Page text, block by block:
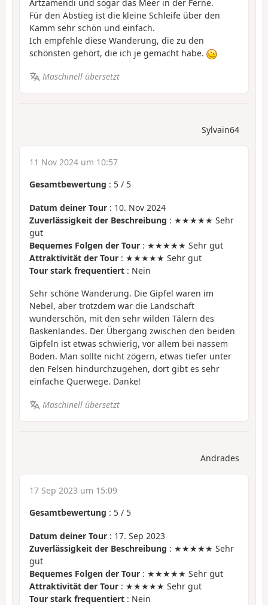
Artzamendi und sogar das Meer in der Ferne.
Für den Abstieg ist die kleine Schleife über den
Kamm sehr schön und einfach.
Ich empfehle diese Wanderung, die zu den
schönsten gehört, die ich je gemacht habe.
Maschinell übersetzt
Sylvain64
11 Nov 2024 um 10:57
Gesamtbewertung : 5 / 5
Datum deiner Tour : 10. Nov 2024
Zuverlässigkeit der Beschreibung : ★★★★★ Sehr
gut
Bequemes Folgen der Tour : ★★★★★ Sehr gut
Attraktivität der Tour : ★★★★★ Sehr gut
Tour stark frequentiert : Nein
Sehr schöne Wanderung. Die Gipfel waren im
Nebel, aber trotzdem war die Landschaft
wunderschön, mit den sehr wilden Tälern des
Baskenlandes. Der Übergang zwischen den beiden
Gipfeln ist etwas schwierig, vor allem bei nassem
Boden. Man sollte nicht zögern, etwas tiefer unter
den Felsen hindurchzugehen, dort gibt es sehr
einfache Querwege. Danke!
Maschinell übersetzt
Andrades
17 Sep 2023 um 15:09
Gesamtbewertung : 5 / 5
Datum deiner Tour : 17. Sep 2023
Zuverlässigkeit der Beschreibung : ★★★★★ Sehr
gut
Bequemes Folgen der Tour : ★★★★★ Sehr gut
Attraktivität der Tour : ★★★★★ Sehr gut
Tour stark frequentiert : Nein